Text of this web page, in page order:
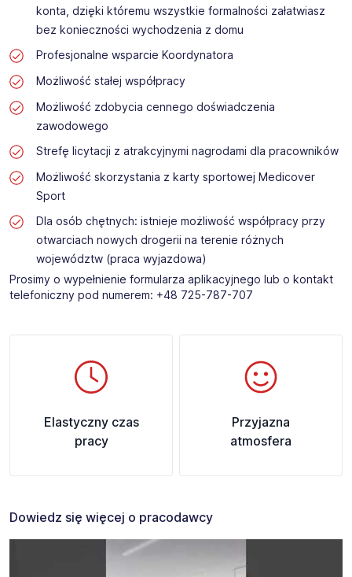
konta, dzięki któremu wszystkie formalności załatwiasz
bez konieczności wychodzenia z domu
Profesjonalne wsparcie Koordynatora
Możliwość stałej współpracy
Możliwość zdobycia cennego doświadczenia
zawodowego
Strefę licytacji z atrakcyjnymi nagrodami dla pracowników
Możliwość skorzystania z karty sportowej Medicover
Sport
Dla osób chętnych: istnieje możliwość współpracy przy
otwarciach nowych drogerii na terenie różnych
województw (praca wyjazdowa)
Prosimy o wypełnienie formularza aplikacyjnego lub o kontakt
telefoniczny pod numerem: +48 725-787-707​
Elastyczny czas
pracy
Przyjazna
atmosfera
Dowiedz się więcej o pracodawcy